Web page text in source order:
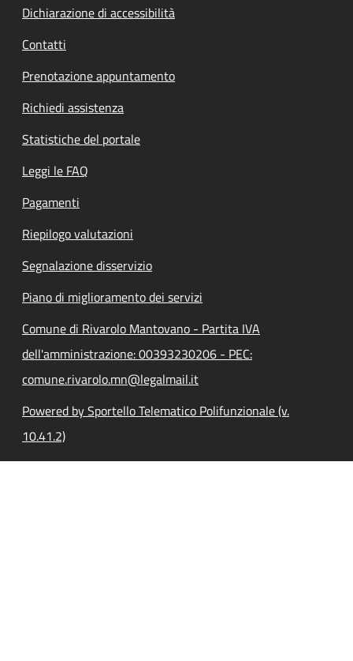
Dichiarazione di accessibilità
Contatti
Prenotazione appuntamento
Richiedi assistenza
Statistiche del portale
Leggi le FAQ
Pagamenti
Riepilogo valutazioni
Segnalazione disservizio
Piano di miglioramento dei servizi
Comune di Rivarolo Mantovano - Partita IVA
dell'amministrazione: 00393230206 - PEC:
comune.rivarolo.mn@legalmail.it
Powered by Sportello Telematico Polifunzionale (v.
10.41.2)